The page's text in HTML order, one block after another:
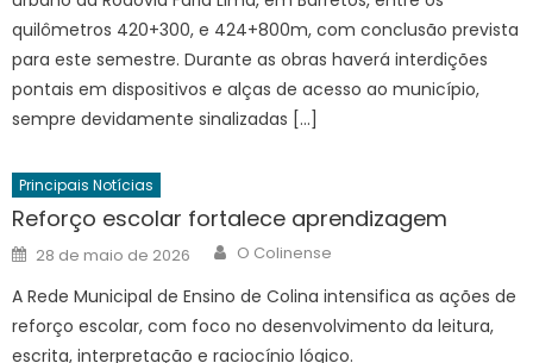
quilômetros 420+300, e 424+800m, com conclusão prevista
para este semestre. Durante as obras haverá interdições
pontais em dispositivos e alças de acesso ao município,
sempre devidamente sinalizadas […]
Principais Notícias
Reforço escolar fortalece aprendizagem
Posted
on
28 de maio de 2026 Author
O Colinense
A Rede Municipal de Ensino de Colina intensifica as ações de
reforço escolar, com foco no desenvolvimento da leitura,
escrita, interpretação e raciocínio lógico.